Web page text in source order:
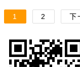
1 2 下